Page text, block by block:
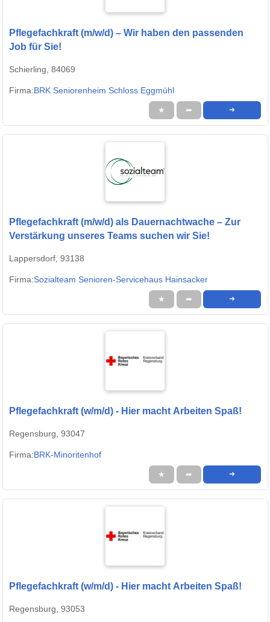
Pflegefachkraft (m/w/d) – Wir haben den passenden
Job für Sie!
Schierling, 84069
Firma:BRK Seniorenheim Schloss Eggmühl
★ ➦ ➜
Pflegefachkraft (m/w/d) als Dauernachtwache – Zur
Verstärkung unseres Teams suchen wir Sie!
Lappersdorf, 93138
Firma:Sozialteam Senioren-Servicehaus Hainsacker
★ ➦ ➜
Pflegefachkraft (w/m/d) - Hier macht Arbeiten Spaß!
Regensburg, 93047
Firma:BRK-Minoritenhof
★ ➦ ➜
Pflegefachkraft (w/m/d) - Hier macht Arbeiten Spaß!
Regensburg, 93053